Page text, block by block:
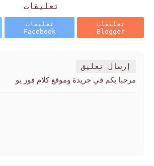
تعليقات
تعليقات
Blogger
تعليقات
Facebook
إرسال تعليق
مرحبا بكم في جريدة وموقع كلام فور يو